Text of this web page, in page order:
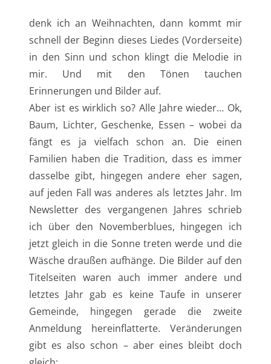
denk ich an Weihnachten, dann kommt mir
schnell der Beginn dieses Liedes (Vorderseite)
in den Sinn und schon klingt die Melodie in
mir. Und mit den Tönen tauchen
Erinnerungen und Bilder auf.
Aber ist es wirklich so? Alle Jahre wieder… Ok,
Baum, Lichter, Geschenke, Essen – wobei da
fängt es ja vielfach schon an. Die einen
Familien haben die Tradition, dass es immer
dasselbe gibt, hingegen andere eher sagen,
auf jeden Fall was anderes als letztes Jahr. Im
Newsletter des vergangenen Jahres schrieb
ich über den Novemberblues, hingegen ich
jetzt gleich in die Sonne treten werde und die
Wäsche draußen aufhänge. Die Bilder auf den
Titelseiten waren auch immer andere und
letztes Jahr gab es keine Taufe in unserer
Gemeinde, hingegen gerade die zweite
Anmeldung hereinflatterte. Veränderungen
gibt es also schon – aber eines bleibt doch